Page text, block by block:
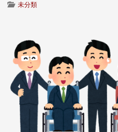
未分類